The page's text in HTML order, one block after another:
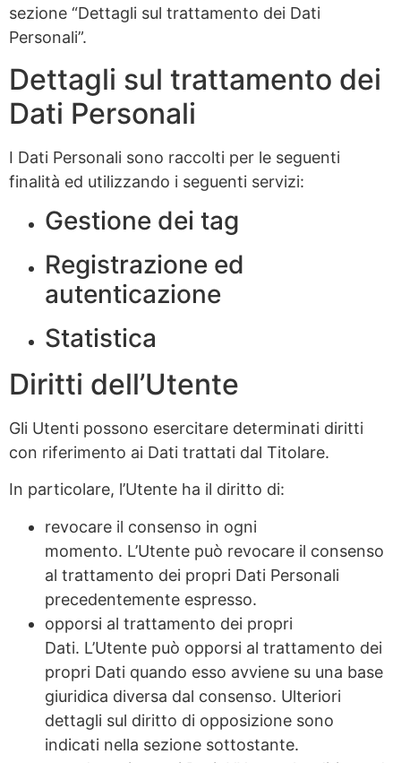
sezione “Dettagli sul trattamento dei Dati
Personali”.
Dettagli sul trattamento dei
Dati Personali
I Dati Personali sono raccolti per le seguenti
finalità ed utilizzando i seguenti servizi:
Gestione dei tag
Registrazione ed
autenticazione
Statistica
Diritti dell’Utente
Gli Utenti possono esercitare determinati diritti
con riferimento ai Dati trattati dal Titolare.
In particolare, l’Utente ha il diritto di:
revocare il consenso in ogni
momento. L’Utente può revocare il consenso
al trattamento dei propri Dati Personali
precedentemente espresso.
opporsi al trattamento dei propri
Dati. L’Utente può opporsi al trattamento dei
propri Dati quando esso avviene su una base
giuridica diversa dal consenso. Ulteriori
dettagli sul diritto di opposizione sono
indicati nella sezione sottostante.